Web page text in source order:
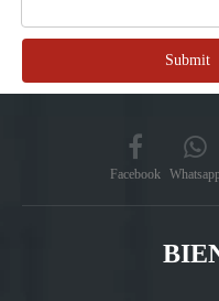
Submit
Facebook